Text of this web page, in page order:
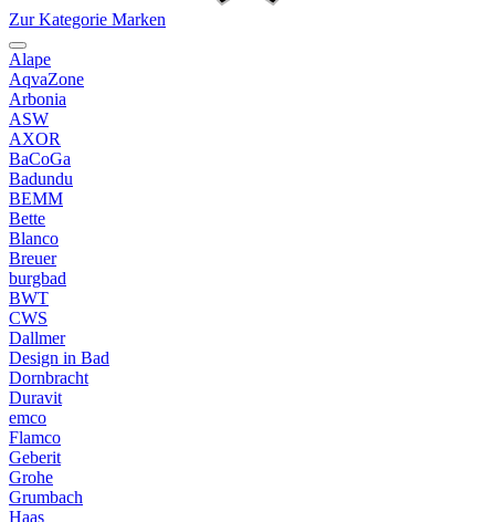
Zur Kategorie Marken
Alape
AqvaZone
Arbonia
ASW
AXOR
BaCoGa
Badundu
BEMM
Bette
Blanco
Breuer
burgbad
BWT
CWS
Dallmer
Design in Bad
Dornbracht
Duravit
emco
Flamco
Geberit
Grohe
Grumbach
Haas